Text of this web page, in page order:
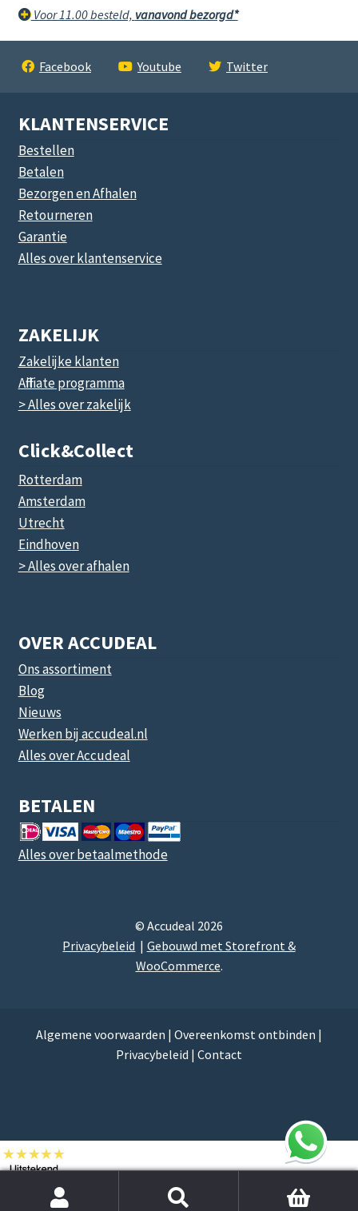
Voor 11.00 besteld, vanavond bezorgd*
Facebook Youtube Twitter
KLANTENSERVICE
Bestellen
Betalen
Bezorgen en Afhalen
Retourneren
Garantie
Alles over klantenservice
ZAKELIJK
Zakelijke klanten
Affiliate programma
> Alles over zakelijk
Click&collect
Rotterdam
Amsterdam
Utrecht
Eindhoven
> Alles over afhalen
OVER ACCUDEAL
Ons assortiment
Blog
Nieuws
Werken bij accudeal.nl
Alles over Accudeal
BETALEN
Alles over betaalmethode
© Accudeal 2026
Privacybeleid
Gebouwd met Storefront &
WooCommerce.
Algemene voorwaarden | Overeenkomst ontbinden |
Privacybeleid | Contact